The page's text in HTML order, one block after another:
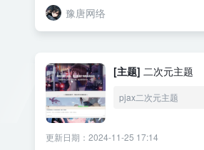
豫唐网络
[主题] 二次元主题
pjax二次元主题
更新日期：2024-11-25 17:14